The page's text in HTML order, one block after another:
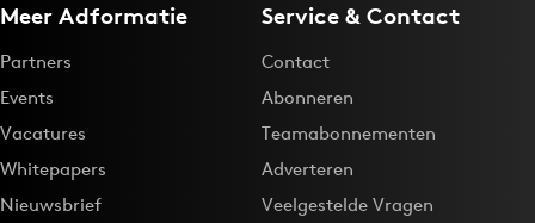
Meer Adformatie
Partners
Events
Vacatures
Whitepapers
Nieuwsbrief
Service & Contact
Contact
Abonneren
Teamabonnementen
Adverteren
Veelgestelde Vragen